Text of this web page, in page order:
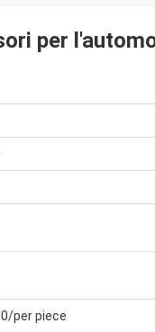
per
per piece